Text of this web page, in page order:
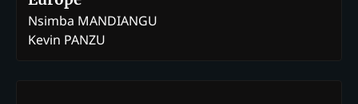
Nsimba MANDIANGU
Kevin PANZU